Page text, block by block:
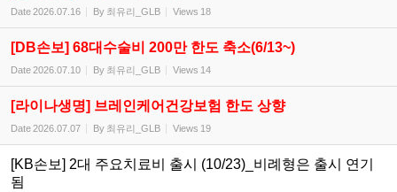
Date2026.07.16 By 최유리_GLB Views 18
[DB손보] 68대수술비 200만 한도 축소(6/13~)
Date2026.07.10 By 최유리_GLB Views 14
[라이나생명] 브레인케어건강보험 한도 상향
Date2026.07.07 By 최유리_GLB Views 19
[KB손보] 2대 주요치료비 출시 (10/23)_비례형은 출시 연기
됨